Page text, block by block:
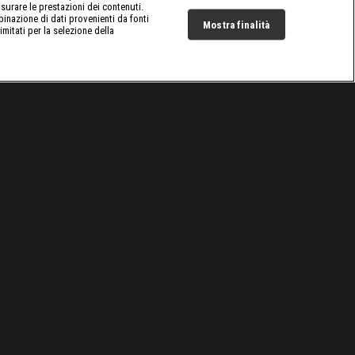
le prestazioni dei contenuti.
di dati provenienti da fonti
per la selezione della
Mostra finalità